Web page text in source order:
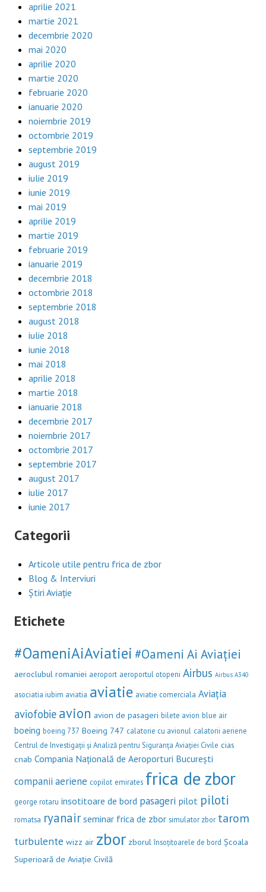
aprilie 2021
martie 2021
decembrie 2020
mai 2020
aprilie 2020
martie 2020
februarie 2020
ianuarie 2020
noiembrie 2019
octombrie 2019
septembrie 2019
august 2019
iulie 2019
iunie 2019
mai 2019
aprilie 2019
martie 2019
februarie 2019
ianuarie 2019
decembrie 2018
octombrie 2018
septembrie 2018
august 2018
iulie 2018
iunie 2018
mai 2018
aprilie 2018
martie 2018
ianuarie 2018
decembrie 2017
noiembrie 2017
octombrie 2017
septembrie 2017
august 2017
iulie 2017
iunie 2017
Categorii
Articole utile pentru frica de zbor
Blog & Interviuri
Știri Aviație
Etichete
#OameniAiAviatiei #Oameni Ai Aviației
aeroclubul romaniei aeroport aeroportul otopeni Airbus Airbus A340
asociatia iubim aviatia aviatie aviatie comerciala Aviația
aviofobie avion avion de pasageri bilete avion blue air
boeing boeing 737 Boeing 747 calatorie cu avionul calatorii aeriene
Centrul de Investigații și Analiză pentru Siguranța Aviației Civile cias
cnab Compania Națională de Aeroporturi București
companii aeriene copilot emirates frica de zbor
george rotaru insotitoare de bord pasageri pilot piloti
romatsa ryanair seminar frica de zbor simulator zbor tarom
turbulente wizz air zbor zborul însoțitoarele de bord Școala
Superioară de Aviație Civilă